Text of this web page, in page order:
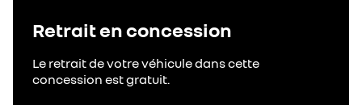
Retrait en concession
Le retrait de votre véhicule dans cette
concession est gratuit.